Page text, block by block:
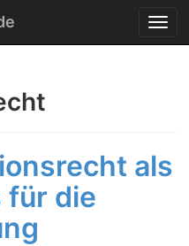
T
o
v
als
für die